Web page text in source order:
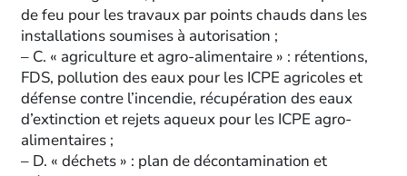
de feu pour les travaux par points chauds dans les
installations soumises à autorisation ;
– C. « agriculture et agro-alimentaire » : rétentions,
FDS, pollution des eaux pour les ICPE agricoles et
défense contre l’incendie, récupération des eaux
d’extinction et rejets aqueux pour les ICPE agro-
alimentaires ;
– D. « déchets » : plan de décontamination et